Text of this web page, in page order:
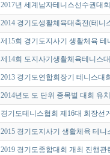
2017년 세계남자테니스선수권대
2014 경기도생활체육대축전(테니
제15회 경기도지사기 생활체육
제14회 도지사기생활체육테니스
2013 경기도연합회장기 테니스대
2014년도 도 단위 종목별 대회 유
경기도테니스협회 제16대 회장선
2015 경기도지사기 생활체육 테니
2019 경기도종합대회 개최 진행관